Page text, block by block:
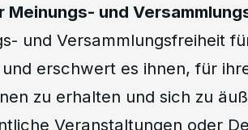
Meinungs- und
und Versammlungsfreiheit
erschwert es ihnen, für
zu erhalten und sich zu
Veranstaltungen oder